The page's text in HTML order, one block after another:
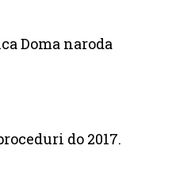
Doma naroda
do 2017.